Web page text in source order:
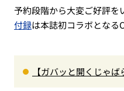
予約段階から大変ご好評を
付録は本誌初コラボとなる
【ガバッと開くじゃ